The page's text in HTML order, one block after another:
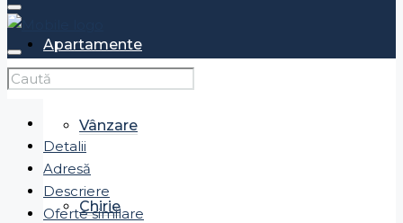
Apartamente
Vânzare
Chirie
Detalii
Adresă
Descriere
Oferte similare